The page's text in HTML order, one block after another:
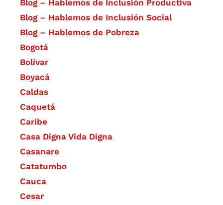
Blog – Hablemos de Inclusión Productiva
Blog – Hablemos de Inclusión Social
Blog – Hablemos de Pobreza
Bogotá
Bolívar
Boyacá
Caldas
Caquetá
Caribe
Casa Digna Vida Digna
Casanare
Catatumbo
Cauca
Cesar